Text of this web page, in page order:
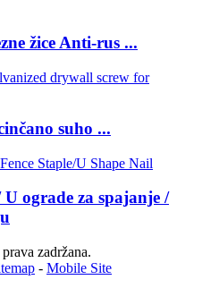
žice Anti-rus ...
suho ...
ograde za spajanje /
zadržana.
- Mobile Site